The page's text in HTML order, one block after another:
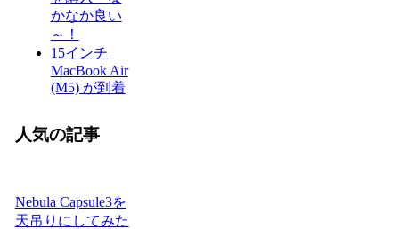
かなか良い
～！
15インチ
MacBook Air
(M5) が到着
人気の記事
Nebula Capsule3を
天吊りにしてみた